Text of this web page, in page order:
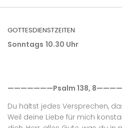
GOTTESDIENSTZEITEN
Sonntags 10.30 Uhr
———————Psalm 138,
Du hältst jedes Versprechen,
Weil deine Liebe für mich